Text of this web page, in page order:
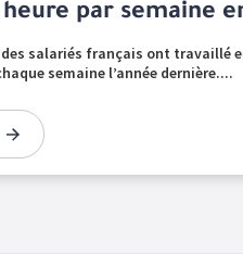
par semaine
des salariés français ont travaillé
semaine l’année dernière....